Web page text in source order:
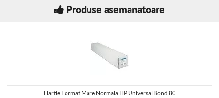
Produse asemanatoare
Hartie Format Mare Normala HP Universal Bond 80